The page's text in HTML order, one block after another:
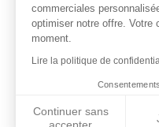
02 97 47 56 92
NOUS SUIVRE
commerciales
optimiser notre offre. Votre
moment.
Lire la politique de
Continuer sans